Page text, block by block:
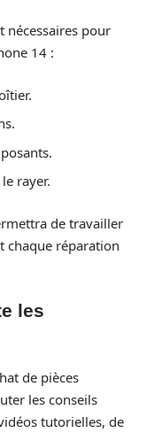
nécessaires pour
14 :
rayer.
de travailler
chaque réparation
les
de pièces
les conseils
tutorielles, de